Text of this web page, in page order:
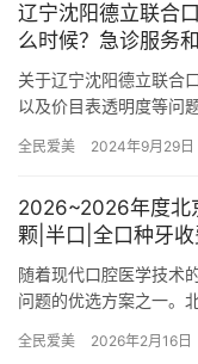
辽宁沈阳德立联合
么时候？急诊服务
关于辽宁沈阳德立联合
以及价目表透明度等问
时…
全民爱美 2024年9月29日
2026~2026年度北
颗|半口|全口种牙收
随着现代口腔医学技术
问题的优选方案之一。
口腔医…
全民爱美 2026年2月16日